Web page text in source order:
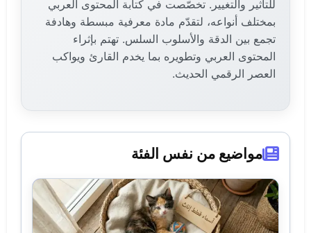
للتأثير والتغيير. تخصّصت في كتابة المحتوى العربي
بمختلف أنواعه، لتقدّم مادة معرفية مبسطة وهادفة
تجمع بين الدقة والأسلوب السلس. تهتم بإثراء
المحتوى العربي وتطويره بما يخدم القارئ ويواكب
العصر الرقمي الحديث.
مواضيع من نفس الفئة